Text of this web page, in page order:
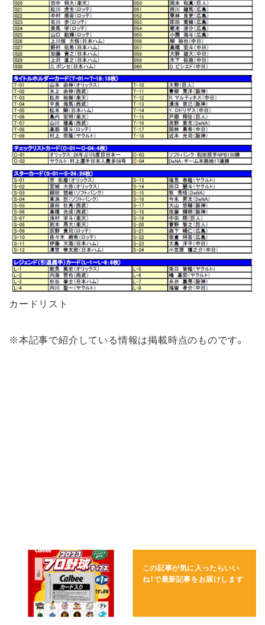
カードリスト
※本記事で紹介している情報は掲載時点のものです。
この記事が気に入ったらいい
ね！で最新記事をお届けします